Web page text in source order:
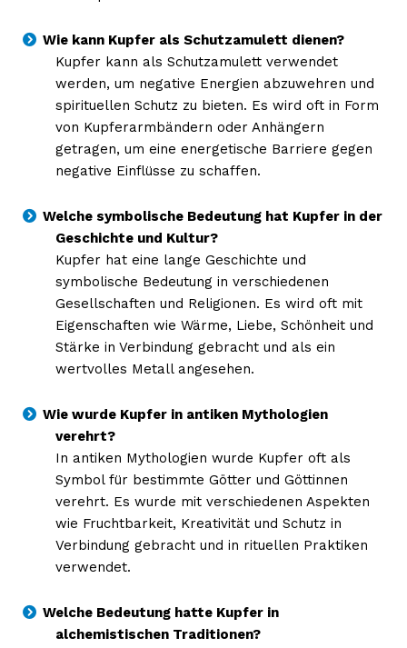
Wie kann Kupfer als Schutzamulett dienen?
Kupfer kann als Schutzamulett verwendet
werden, um negative Energien abzuwehren und
spirituellen Schutz zu bieten. Es wird oft in Form
von Kupferarmbändern oder Anhängern
getragen, um eine energetische Barriere gegen
negative Einflüsse zu schaffen.
Welche symbolische Bedeutung hat Kupfer in der
Geschichte und Kultur?
Kupfer hat eine lange Geschichte und
symbolische Bedeutung in verschiedenen
Gesellschaften und Religionen. Es wird oft mit
Eigenschaften wie Wärme, Liebe, Schönheit und
Stärke in Verbindung gebracht und als ein
wertvolles Metall angesehen.
Wie wurde Kupfer in antiken Mythologien
verehrt?
In antiken Mythologien wurde Kupfer oft als
Symbol für bestimmte Götter und Göttinnen
verehrt. Es wurde mit verschiedenen Aspekten
wie Fruchtbarkeit, Kreativität und Schutz in
Verbindung gebracht und in rituellen Praktiken
verwendet.
Welche Bedeutung hatte Kupfer in
alchemistischen Traditionen?